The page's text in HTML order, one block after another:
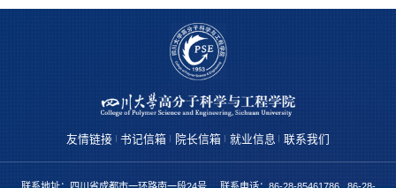
友情链接 书记信箱 院长信箱 就业信息 联系我们
联系地址：四川省成都市一环路南一段24号 联系电话：86-28-85461786 86-28-